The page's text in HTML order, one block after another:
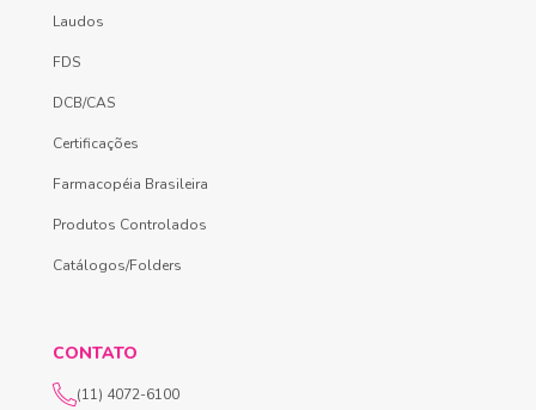
Laudos
FDS
DCB/CAS
Certificações
Farmacopéia Brasileira
Produtos Controlados
Catálogos/Folders
CONTATO
(11) 4072-6100